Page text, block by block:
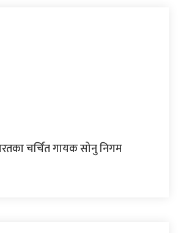
चर्चित गायक सोनु निगम